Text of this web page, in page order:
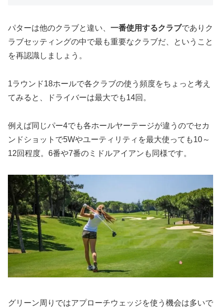
パターは他のクラブと違い、 一番使用するクラブでありク
ラブセッティングの中で最も重要なクラブだ、ということ
を再認識しましょう。
1ラウンド18ホールで各クラブの使う頻度をちょっと考え
てみると、ドライバーは最大でも14回。
例えば同じパー4でも各ホールヤーテージが違うのでセカ
ンドショットで5Wやユーティリティを最大使っても10～
12回程度。6番や7番のミドルアイアンも同様です。
グリーン周りではアプローチウェッジを使う機会は多いで